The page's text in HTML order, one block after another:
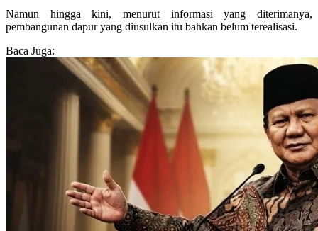
Namun hingga kini, menurut informasi yang diterimanya,
pembangunan dapur yang diusulkan itu bahkan belum terealisasi.
Baca Juga: